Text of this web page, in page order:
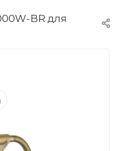
BR для